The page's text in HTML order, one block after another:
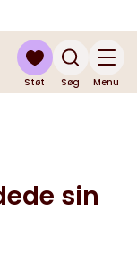
Søg
Støt Menu
sin